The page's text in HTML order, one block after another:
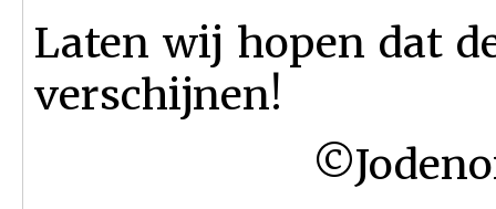
Laten wij hopen dat
verschijnen!